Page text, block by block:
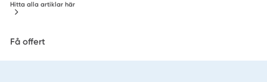
Hitta alla artiklar här
Få offert